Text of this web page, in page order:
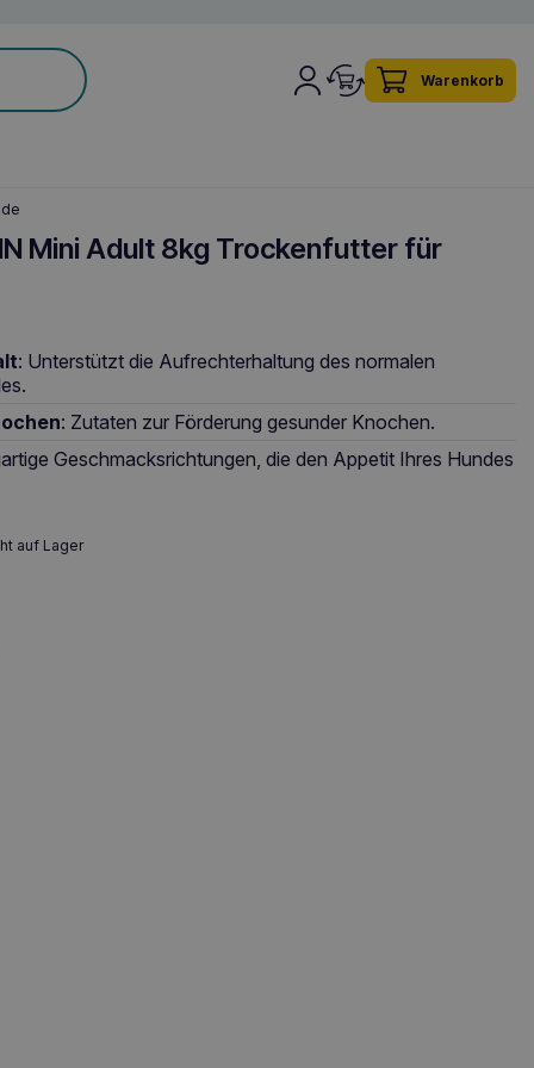
Warenkorb
Mini Adult 8kg Trockenfutter für
: Unterstützt die Aufrechterhaltung des normalen
: Zutaten zur Förderung gesunder Knochen.
Geschmacksrichtungen, die den Appetit Ihres Hundes
auf Lager